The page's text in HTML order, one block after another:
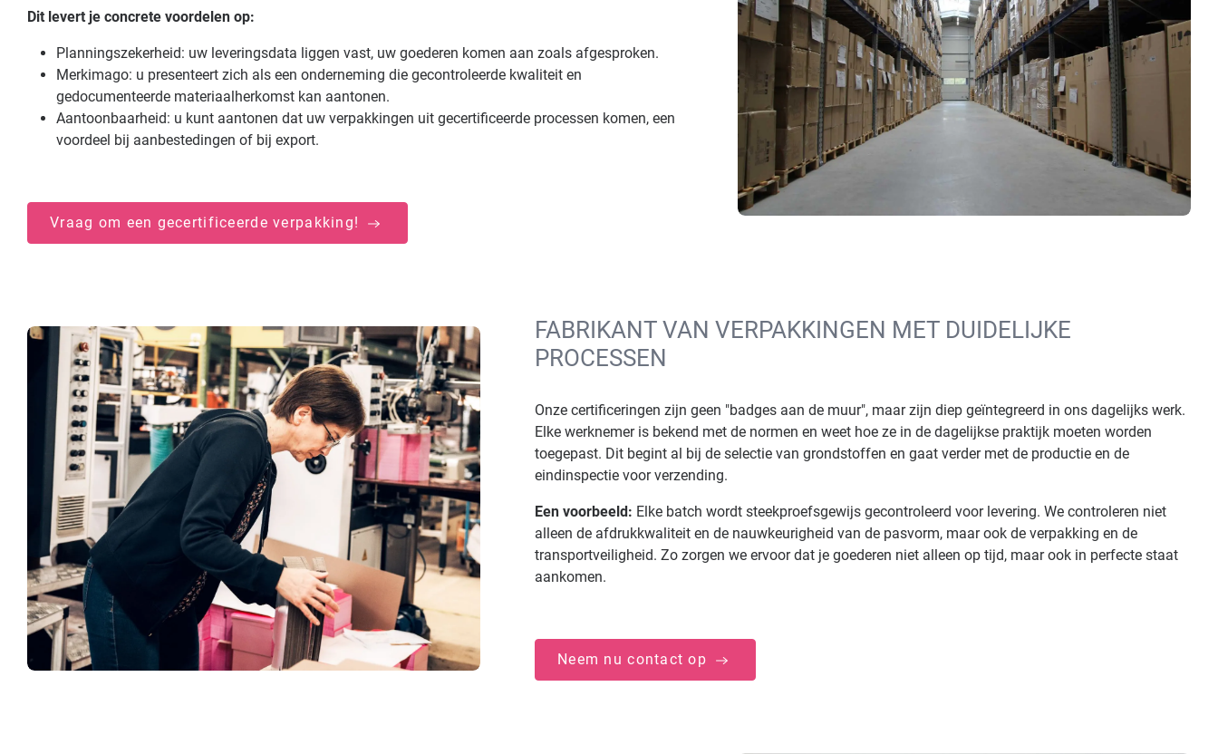
Dit levert je concrete voordelen op:
Planningszekerheid: uw leveringsdata liggen vast, uw goederen komen aan zoals afgesproken.
Merkimago: u presenteert zich als een onderneming die gecontroleerde kwaliteit en
gedocumenteerde materiaalherkomst kan aantonen.
Aantoonbaarheid: u kunt aantonen dat uw verpakkingen uit gecertificeerde processen komen, een
voordeel bij aanbestedingen of bij export.
Vraag om een gecertificeerde verpakking!
FABRIKANT VAN VERPAKKINGEN MET DUIDELIJKE
PROCESSEN
Onze certificeringen zijn geen "badges aan de muur", maar zijn diep geïntegreerd in ons dagelijks werk.
Elke werknemer is bekend met de normen en weet hoe ze in de dagelijkse praktijk moeten worden
toegepast. Dit begint al bij de selectie van grondstoffen en gaat verder met de productie en de
eindinspectie voor verzending.
Een voorbeeld: Elke batch wordt steekproefsgewijs gecontroleerd voor levering. We controleren niet
alleen de afdrukkwaliteit en de nauwkeurigheid van de pasvorm, maar ook de verpakking en de
transportveiligheid. Zo zorgen we ervoor dat je goederen niet alleen op tijd, maar ook in perfecte staat
aankomen.
Neem nu contact op